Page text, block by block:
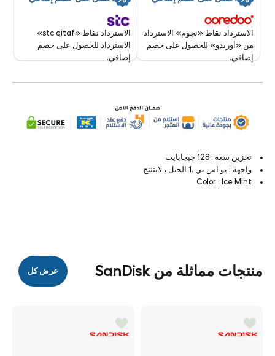
الاسترداد نقاط «نجوم» الاسترداد
من «أوريدو» للحصول على خصم
إضافي.
الاسترداد نقاط «stc qitaf»
الاسترداد للحصول على خصم
إضافي.
تخزين سعة : 128 جيجابايت
واجهة : يو اس بي .1 الجيل ، لايتننج
Color : Ice Mint
منتجات مماثلة من SanDisk عرض كل